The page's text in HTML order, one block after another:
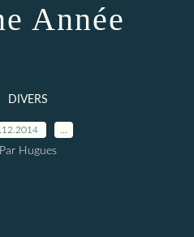
Année
DIVERS
Par Hugues